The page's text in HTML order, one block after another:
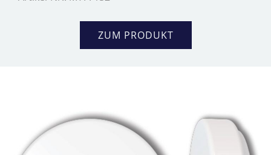
ZUM PRODUKT